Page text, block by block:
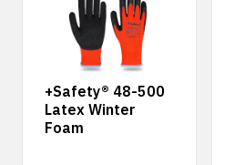
+Safety® 48-500
Latex Winter
Foam